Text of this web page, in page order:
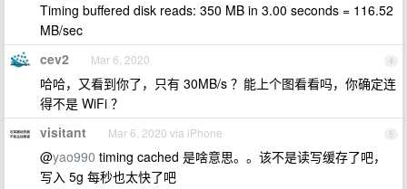
Timing buffered disk reads: 350 MB in 3.00 seconds = 116.52
MB/sec
4
cev2 Mar 6, 2020
哈哈，又看到你了，只有 30MB/s ？能上个图看看吗，你确定连
得不是 WiFi ？
5
visitant Mar 6, 2020 via iPhone
@yao990 timing cached 是啥意思。。该不是读写缓存了吧，
写入 5g 每秒也太快了吧